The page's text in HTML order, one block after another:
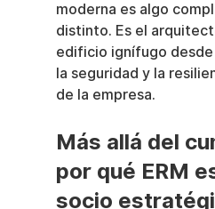
moderna es algo
distinto. Es el
edificio ignífugo
la seguridad y la
de la empresa.
Más allá del
por qué ERM
socio